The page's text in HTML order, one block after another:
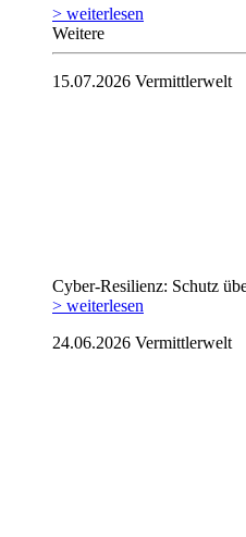
> weiterlesen
Weitere
15.07.2026 Vermittlerwelt
Cyber-Resilienz: Schutz
> weiterlesen
24.06.2026 Vermittlerwelt